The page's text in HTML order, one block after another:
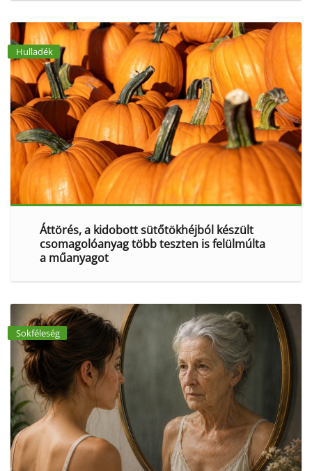
Hulladék
Áttörés, a kidobott sütőtökhéjból készült
csomagolóanyag több teszten is felülmúlta
a műanyagot
Sokféleség